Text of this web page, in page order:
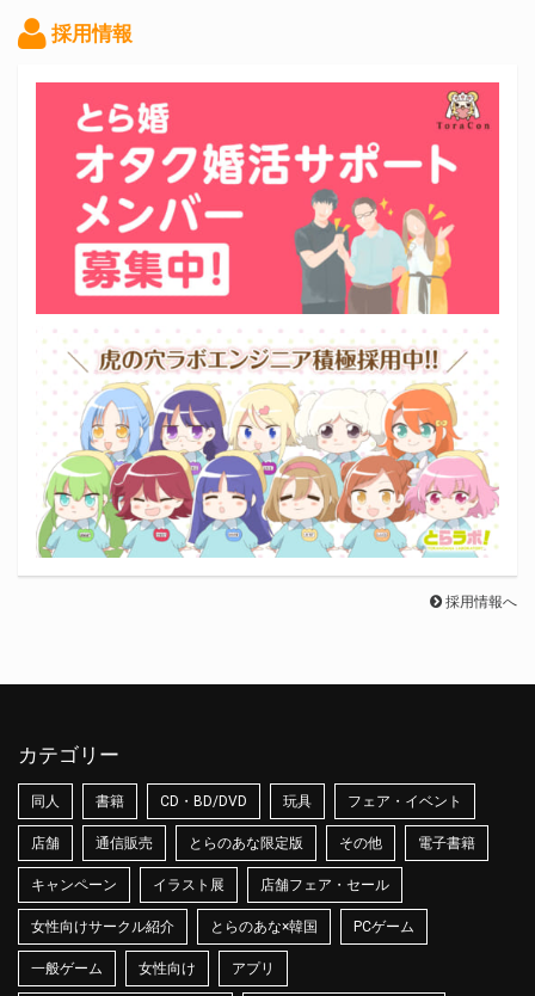
採用情報
採用情報へ
カテゴリー
同人 書籍 CD・BD/DVD 玩具 フェア・イベント
店舗 通信販売 とらのあな限定版 その他 電子書籍
キャンペーン イラスト展 店舗フェア・セール
女性向けサークル紹介 とらのあな×韓国 PCゲーム
一般ゲーム 女性向け アプリ